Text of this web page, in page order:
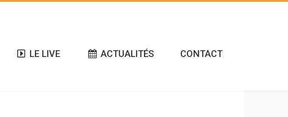
LE LIVE ACTUALITÉS CONTACT